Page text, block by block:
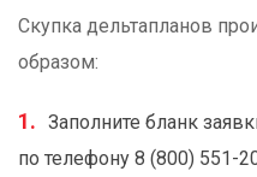
Скупка дельтапланов
образом:
Заполните бланк
по телефону 8 (800) 551-